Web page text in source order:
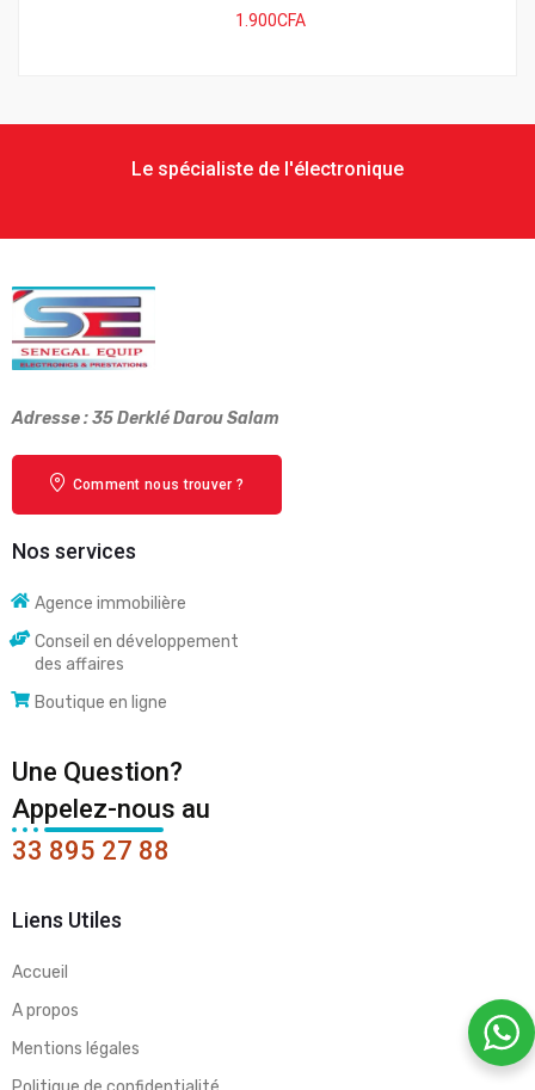
1.900CFA
Le spécialiste de l'électronique
Adresse : 35 Derklé Darou Salam
Comment nous trouver ?
Nos services
Agence immobilière
Conseil en développement
des affaires
Boutique en ligne
Une Question?
Appelez-nous au
33 895 27 88
Liens Utiles
Accueil
A propos
Mentions légales